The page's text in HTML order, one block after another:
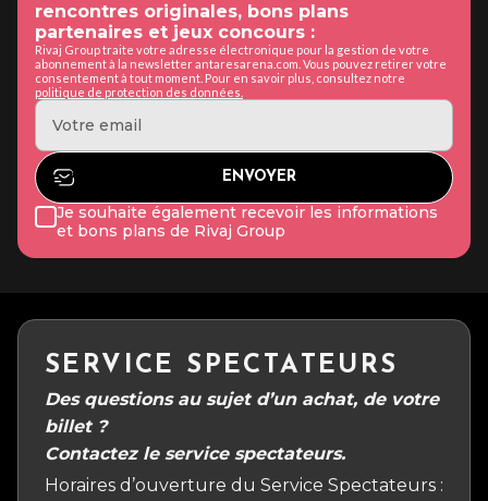
rencontres originales, bons plans
partenaires et jeux concours :
Rivaj Group traite votre adresse électronique pour la gestion de votre
abonnement à la newsletter antaresarena.com. Vous pouvez retirer votre
consentement à tout moment. Pour en savoir plus, consultez notre
politique de protection des données.
Je souhaite également recevoir les informations
et bons plans de Rivaj Group
SERVICE SPECTATEURS
Des questions au sujet d’un achat, de votre
billet ?
Contactez le service spectateurs.
Horaires d’ouverture du Service Spectateurs :